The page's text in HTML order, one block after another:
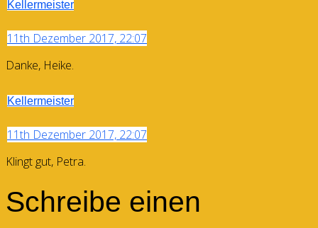
Kellermeister
11th Dezember 2017, 22:07
Danke, Heike.
Kellermeister
11th Dezember 2017, 22:07
Klingt gut, Petra.
Schreibe einen